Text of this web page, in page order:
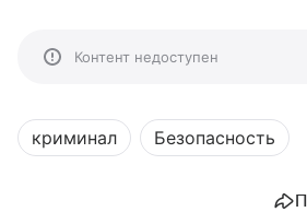
Контент недоступен
криминал Безопасность